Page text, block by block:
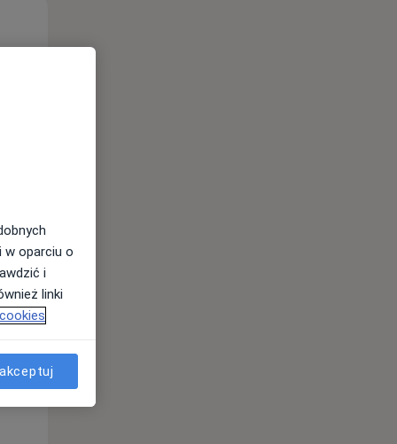
Wt,
11 Sie
w oparciu o
i
linki